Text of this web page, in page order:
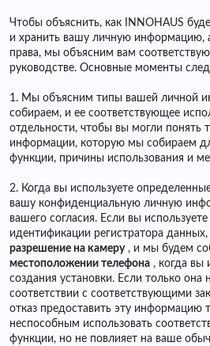
Чтобы объяснить, как INNOHAUS
и хранить вашу личную информацию,
права, мы объясним вам
руководстве. Основные моменты
1. Мы объясним типы вашей личной
собираем, и ее соответствующее
отдельности, чтобы вы могли понять
информации, которую мы собираем
функции, причины использования и
2. Когда вы используете
вашу конфиденциальную личную
вашего согласия. Если вы
идентификации регистратора
разрешение на камеру, и мы будем
местоположении телефона , когда вы
создания установки. Если только
соответствии с соответствующими
отказ предоставить эту информацию
неспособным использовать
функции, но не повлияет на ваше